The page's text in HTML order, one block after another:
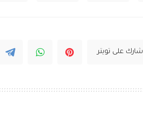
شارك على تويتر